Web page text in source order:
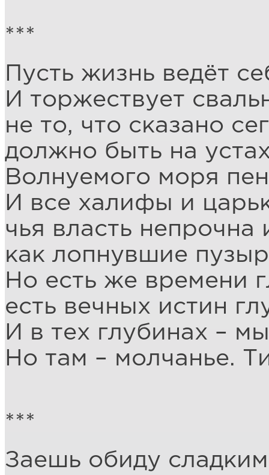
***
Пусть жизнь ведёт
И торжествует
не то, что сказано
должно быть на
Волнуемого моря
И все халифы и
чья власть непрочна
как лопнувшие
Но есть же времени
есть вечных истин
И в тех глубинах –
Но там – молчанье.
***
Заешь обиду